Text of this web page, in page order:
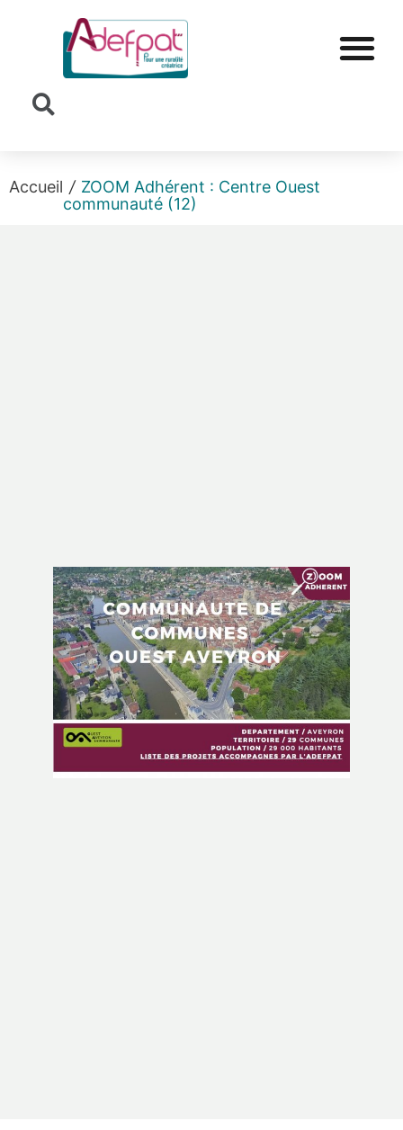
Accueil / ZOOM Adhérent : Centre Ouest
communauté (12)